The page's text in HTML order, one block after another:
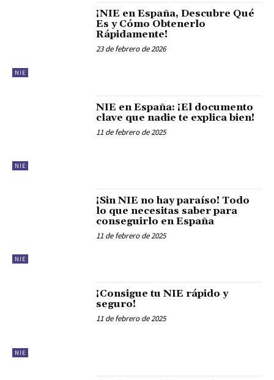
NIE
¡NIE en España, Descubre Qué
Es y Cómo Obtenerlo
Rápidamente!
23 de febrero de 2026
NIE
NIE en España: ¡El documento
clave que nadie te explica bien!
11 de febrero de 2025
NIE
¡Sin NIE no hay paraíso! Todo
lo que necesitas saber para
conseguirlo en España
11 de febrero de 2025
NIE
¡Consigue tu NIE rápido y
seguro!
11 de febrero de 2025